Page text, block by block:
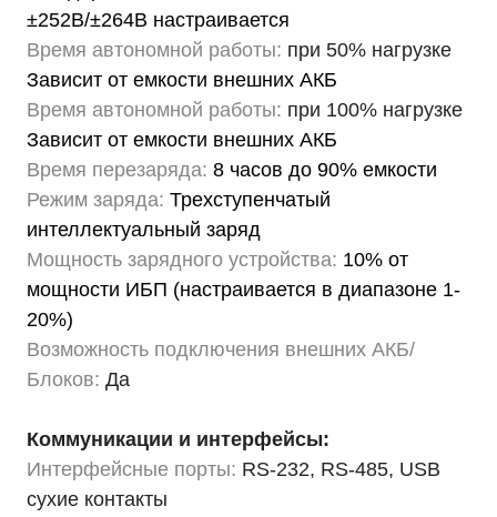
±252В/±264В настраивается
Время автономной работы: при 50% нагрузке
Зависит от емкости внешних АКБ
Время автономной работы: при 100% нагрузке
Зависит от емкости внешних АКБ
Время перезаряда: 8 часов до 90% емкости
Режим заряда: Трехступенчатый
интеллектуальный заряд
Мощность зарядного устройства: 10% от
мощности ИБП (настраивается в диапазоне 1-
20%)
Возможность подключения внешних АКБ/
Блоков: Да
Коммуникации и интерфейсы:
Интерфейсные порты: RS-232, RS-485, USB
сухие контакты